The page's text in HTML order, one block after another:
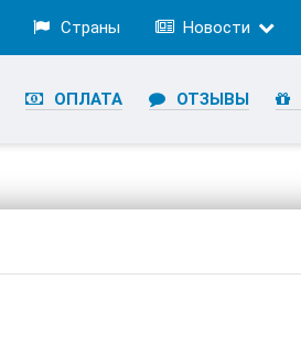
Страны Новости
ОПЛАТА ОТЗЫВЫ